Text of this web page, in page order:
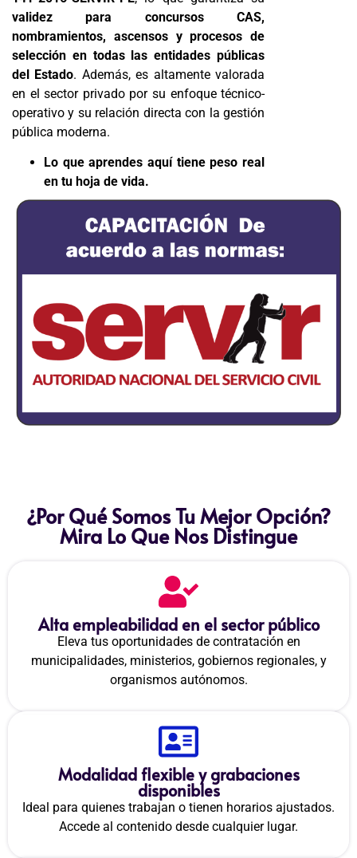
validez para concursos CAS,
nombramientos, ascensos y procesos de
selección en todas las entidades públicas
del Estado. Además, es altamente valorada
en el sector privado por su enfoque técnico-
operativo y su relación directa con la gestión
pública moderna.
Lo que aprendes aquí tiene peso real
en tu hoja de vida.
¿Por Qué Somos Tu Mejor Opción?
Mira Lo Que Nos Distingue
Alta empleabilidad en el sector público
Eleva tus oportunidades de contratación en
municipalidades, ministerios, gobiernos regionales, y
organismos autónomos.
Modalidad flexible y grabaciones
disponibles
Ideal para quienes trabajan o tienen horarios ajustados.
Accede al contenido desde cualquier lugar.